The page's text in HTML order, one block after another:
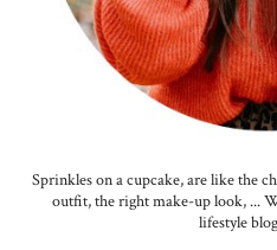
Sprinkles on a cupcake, are like the
outfit, the right make-up look, ...
lifestyle